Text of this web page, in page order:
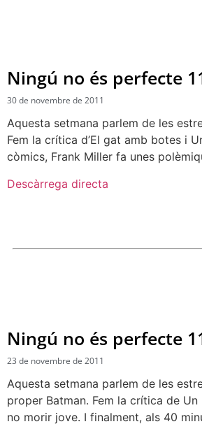
Ningú no és perfecte
30 de novembre de 2011
Aquesta setmana parlem de les
Fem la crítica d’El gat amb botes i
còmics, Frank Miller fa unes
Descàrrega directa
Ningú no és perfecte
23 de novembre de 2011
Aquesta setmana parlem de les
proper Batman. Fem la crítica de
no morir jove. I finalment, als 40